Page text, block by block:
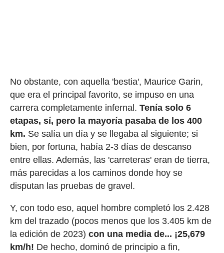
No obstante, con aquella 'bestia', Maurice Garin,
que era el principal favorito, se impuso en una
carrera completamente infernal. Tenía solo 6
etapas, sí, pero la mayoría pasaba de los 400
km. Se salía un día y se llegaba al siguiente; si
bien, por fortuna, había 2-3 días de descanso
entre ellas. Además, las 'carreteras' eran de tierra,
más parecidas a los caminos donde hoy se
disputan las pruebas de gravel.
Y, con todo eso, aquel hombre completó los 2.428
km del trazado (pocos menos que los 3.405 km de
la edición de 2023) con una media de... ¡25,679
km/h! De hecho, dominó de principio a fin,